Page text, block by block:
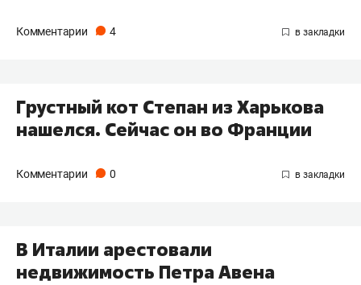
Комментарии 4
Грустный кот Степан из Харькова
нашелся. Сейчас он во Франции
Комментарии 0
В Италии арестовали
недвижимость Петра Авена